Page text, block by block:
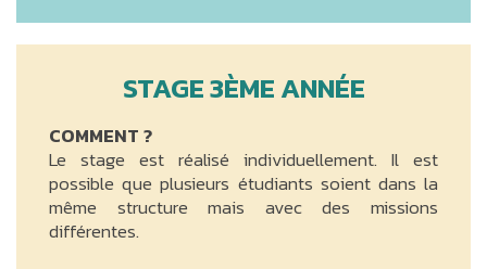
STAGE 3ÈME ANNÉE
COMMENT ?
Le stage est réalisé individuellement. Il est
possible que plusieurs étudiants soient dans la
même structure mais avec des missions
différentes.